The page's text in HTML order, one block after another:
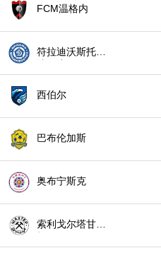
FCM温格内
符拉迪沃斯托克
西伯尔
巴布伦加斯
奥布宁斯克
索利戈尔塔甘罗